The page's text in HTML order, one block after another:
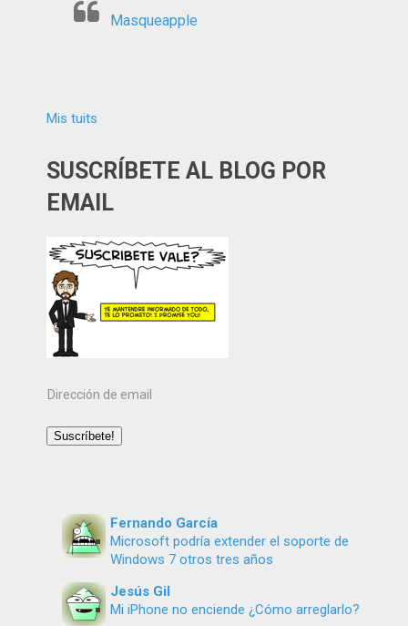
Masqueapple
Mis tuits
SUSCRÍBETE AL BLOG POR
EMAIL
Dirección
email
Suscríbete!
Fernando García
Microsoft podría extender el soporte de
Windows 7 otros tres años
Jesús Gil
Mi iPhone no enciende ¿Cómo arreglarlo?